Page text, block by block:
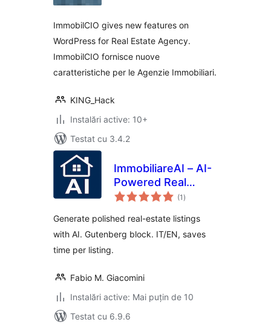
ImmobilCIO gives new features on
WordPress for Real Estate Agency.
ImmobilCIO fornisce nuove
caratteristiche per le Agenzie Immobiliari.
KING_Hack
Instalări active: 10+
Testat cu 3.4.2
ImmobiliareAI – AI-
Powered Real
Estate Descriptions
(1 total
aprecieri
)
Generate polished real-estate listings
with AI. Gutenberg block. IT/EN, saves
time per listing.
Fabio M. Giacomini
Instalări active: Mai puțin de 10
Testat cu 6.9.6